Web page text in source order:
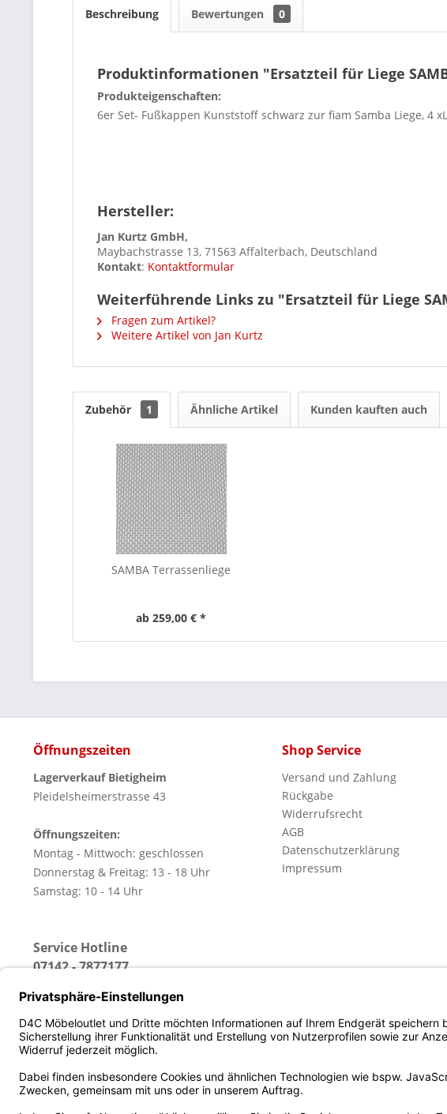
Beschreibung Bewertungen 0
Produktinformationen "Ersatzteil für Liege
Produkteigenschaften:
6er Set- Fußkappen Kunststoff schwarz zur fiam Samba Liege, 4
Hersteller:
Jan Kurtz GmbH,
Maybachstrasse 13, 71563 Affalterbach, Deutschland
Kontakt: Kontaktformular
Weiterführende Links zu "Ersatzteil für Liege
Fragen zum Artikel?
Weitere Artikel von Jan Kurtz
Zubehör 1 Ähnliche Artikel Kunden kauften auch
SAMBA Terrassenliege
ab 259,00 € *
Öffnungszeiten
Lagerverkauf Bietigheim
Pleidelsheimerstrasse 43
Öffnungszeiten:
Montag - Mittwoch: geschlossen
Donnerstag & Freitag: 13 - 18 Uhr
Samstag: 10 - 14 Uhr
Service Hotline
07142 - 7877177
Shop Service
Versand und Zahlung
Rückgabe
Widerrufsrecht
AGB
Datenschutzerklärung
Impressum
* Alle Preise inkl. gesetzl. Mehrwertsteuer